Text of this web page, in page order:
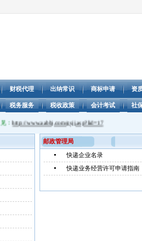
财税代理 出纳常识 商标申请 资
税务服务 税收政策 会计考试 社
http://www.aabbj.com/gsjj.asp?lid=17
邮政管理局
快递企业名录
快递业务经营许可申请指南